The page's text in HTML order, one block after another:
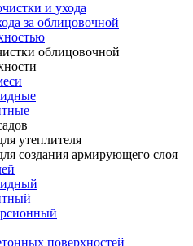
и ухода
за облицовочной
облицовочной
утеплителя
создания армирующего слоя
поверхностей